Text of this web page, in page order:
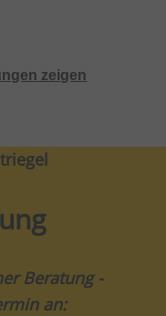
zeigen
Beratung -
an: